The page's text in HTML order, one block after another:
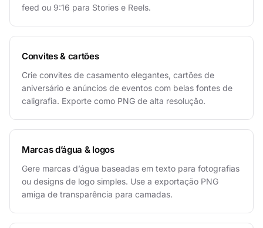
feed ou 9:16 para Stories e Reels.
Convites & cartões
Crie convites de casamento elegantes, cartões de
aniversário e anúncios de eventos com belas fontes de
caligrafia. Exporte como PNG de alta resolução.
Marcas d’água & logos
Gere marcas d’água baseadas em texto para fotografias
ou designs de logo simples. Use a exportação PNG
amiga de transparência para camadas.